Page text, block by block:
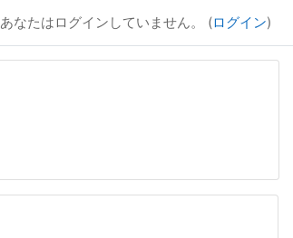
あなたはログインしていません。 (ログイン)